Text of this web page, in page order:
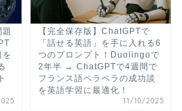
題
【完全保存版】ChatGPTで
「話せる英語」を手に入れる6
つのプロンプト！Duolingoで
2年半 → ChatGPTで4週間で
フランス語ペラペラの成功談
を英語学習に最適化！
11/10/2025